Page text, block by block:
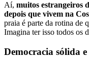
Aí, muitos estrangeiros
depois que vivem na
praia é parte da rotina de
Imagina ter isso todos os
Democracia sólida